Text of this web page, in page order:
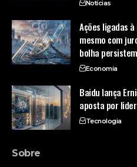
Notícias
Ações ligadas
mesmo com
bolha persistem
Economia
Baidu lança
aposta por
Tecnologia
Sobre